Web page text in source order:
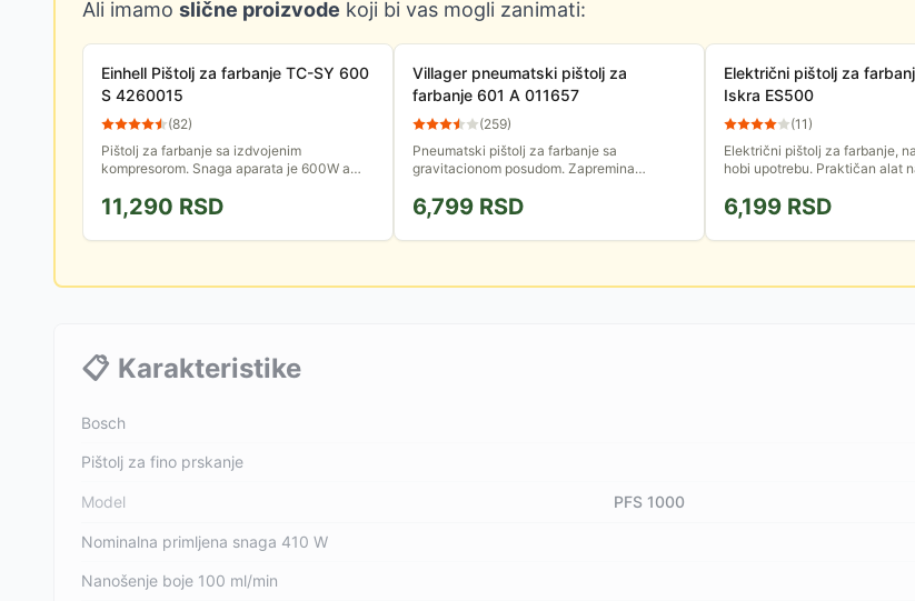
Ali imamo slične proizvode koji bi vas mogli zanimati:
Einhell Pištolj za farbanje TC-SY 600
S 4260015
(82)
Pištolj za farbanje sa izdvojenim
kompresorom. Snaga aparata je 600W a
bazi vode.
11,290 RSD
Villager pneumatski pištolj za
farbanje 601 A 011657
(259)
Pneumatski pištolj za farbanje sa
gravitacionom posudom. Zapremina
Protok fluida: 190-250 ml/min. Priključak
za...
6,799 RSD
Električni pištolj za
Iskra ES500
(11)
Električni pištolj za farbanje,
hobi upotrebu. Praktičan alat
površine.
6,199 RSD
📋 Karakteristike
Bosch
Pištolj za fino prskanje
Model PFS 1000
Nominalna primljena snaga 410 W
Nanošenje boje 100 ml/min